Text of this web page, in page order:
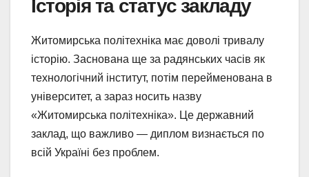
Історія та статус закладу
Житомирська політехніка має доволі тривалу
історію. Заснована ще за радянських часів як
технологічний інститут, потім перейменована в
університет, а зараз носить назву
«Житомирська політехніка». Це державний
заклад, що важливо — диплом визнається по
всій Україні без проблем.